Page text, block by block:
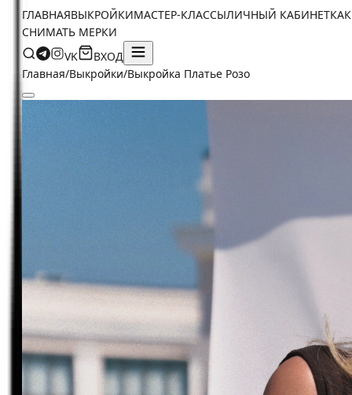
ГЛАВНАЯВЫКРОЙКИМАСТЕР-КЛАССЫЛИЧНЫЙ КАБИНЕТКАК
СНИМАТЬ МЕРКИ
VK
ВХОД
Главная/Выкройки/Выкройка Платье Розо